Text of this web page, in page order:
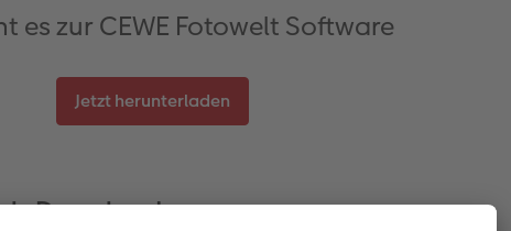
es zur CEWE Fotowelt Software
Jetzt herunterladen
Download